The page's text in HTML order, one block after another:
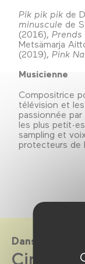
Pik pik pik de
minuscule de
(2016),
Metsämarja
(2019), Pink
Musicienne
Compositrice
télévision et
passionnée
les plus
sampling et
protecteurs de
Dans le cadre